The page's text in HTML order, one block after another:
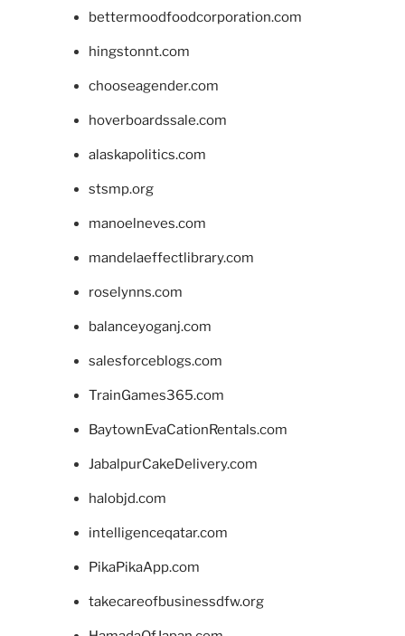
bettermoodfoodcorporation.com
hingstonnt.com
chooseagender.com
hoverboardssale.com
alaskapolitics.com
stsmp.org
manoelneves.com
mandelaeffectlibrary.com
roselynns.com
balanceyoganj.com
salesforceblogs.com
TrainGames365.com
BaytownEvaCationRentals.com
JabalpurCakeDelivery.com
halobjd.com
intelligenceqatar.com
PikaPikaApp.com
takecareofbusinessdfw.org